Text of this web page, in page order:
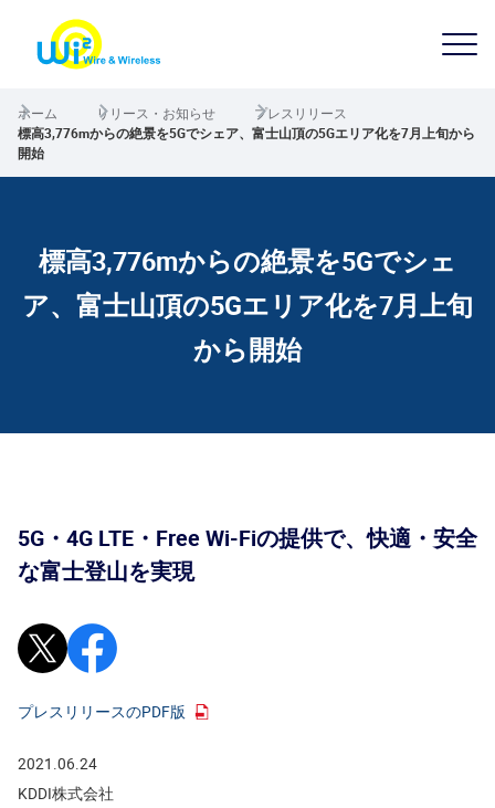
ホーム リリース・お知らせ
プレスリリース
標高3,776mからの絶景を5Gでシェア、富士山頂の5Gエリア化を7月上旬から
開始
標高3,776mからの絶景を5Gでシェ
ア、富士山頂の5Gエリア化を7月上旬
から開始
5G・4G LTE・Free Wi-Fiの提供で、快適・安全
な富士登山を実現
Xで投稿Facebookでシェア
プレスリリースのPDF版
2021.06.24
KDDI株式会社